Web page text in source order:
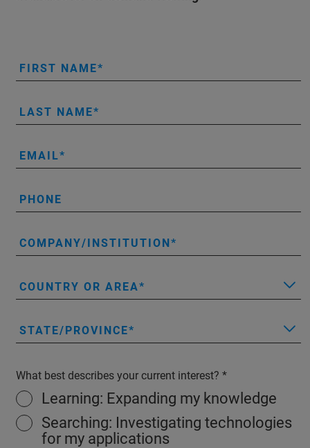
FIRST NAME
LAST NAME
EMAIL
PHONE
COMPANY/INSTITUTION
COUNTRY OR AREA
STATE/PROVINCE
What best describes your current interest?
Learning: Expanding my knowledge
Searching: Investigating technologies
for my applications